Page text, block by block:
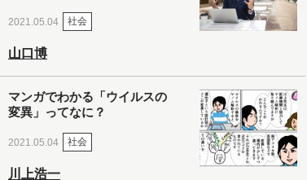
2021.05.04 社会
山口博
マンガでわかる「ウイルスの
変異」ってなに？
2021.05.04 社会
川上浩一